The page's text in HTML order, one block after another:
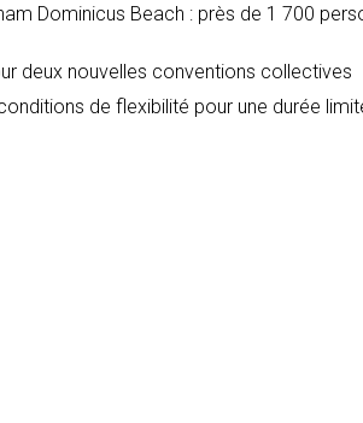
Dominicus Beach : près de 1 700
deux nouvelles conventions collectives
de flexibilité pour une durée